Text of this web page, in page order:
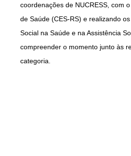
coordenações de NUCRESS, com
de Saúde (CES-RS) e realizando
Social na Saúde e na Assistência
compreender o momento junto às
categoria.